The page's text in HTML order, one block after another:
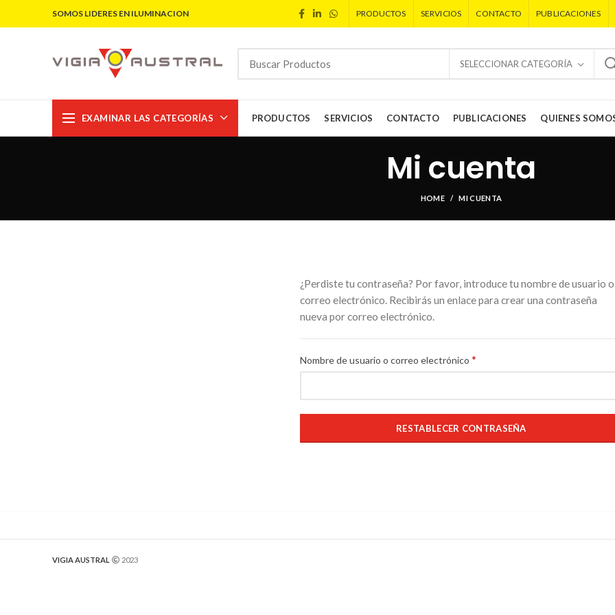
SOMOS LIDERES EN ILUMINACION PRODUCTOS SERVICIOS CONTACTO PUBLICACIONES
SELECCIONAR CATEGORÍA
EXAMINAR LAS CATEGORÍAS PRODUCTOS SERVICIOS CONTACTO PUBLICACIONES QUIENES
Mi cuenta
HOME MI CUENTA
¿Perdiste tu contraseña? Por favor, introduce tu nombre de usuario o
correo electrónico. Recibirás un enlace para crear una contraseña
nueva por correo electrónico.
Nombre de usuario o correo electrónico *
RESTABLECER CONTRASEÑA
VIGIA AUSTRAL 2023